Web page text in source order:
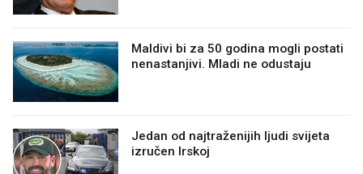
Maldivi bi za 50 godina mogli postati
nenastanjivi. Mladi ne odustaju
Jedan od najtraženijih ljudi svijeta
izručen Irskoj